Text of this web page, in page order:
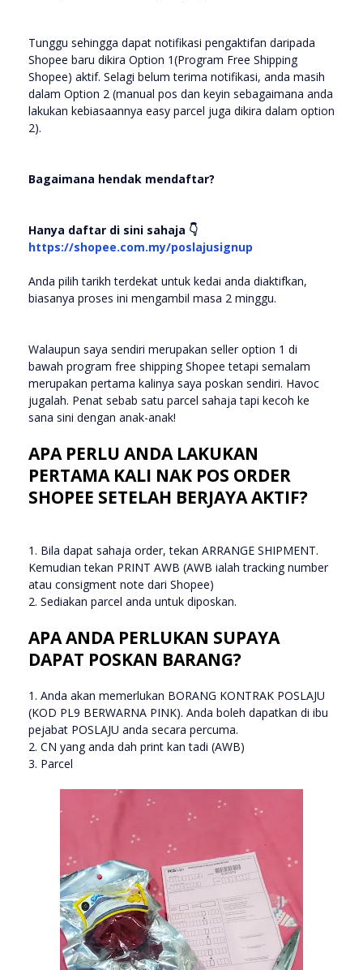
Tunggu sehingga dapat notifikasi pengaktifan daripada
Shopee baru dikira Option 1(Program Free Shipping
Shopee) aktif. Selagi belum terima notifikasi, anda masih
dalam Option 2 (manual pos dan keyin sebagaimana anda
lakukan kebiasaannya easy parcel juga dikira dalam option
2).
Bagaimana hendak mendaftar?
Hanya daftar di sini sahaja 👇
https://shopee.com.my/poslajusignup
Anda pilih tarikh terdekat untuk kedai anda diaktifkan,
biasanya proses ini mengambil masa 2 minggu.
Walaupun saya sendiri merupakan seller option 1 di
bawah program free shipping Shopee tetapi semalam
merupakan pertama kalinya saya poskan sendiri. Havoc
jugalah. Penat sebab satu parcel sahaja tapi kecoh ke
sana sini dengan anak-anak!
APA PERLU ANDA LAKUKAN
PERTAMA KALI NAK POS ORDER
SHOPEE SETELAH BERJAYA AKTIF?
1. Bila dapat sahaja order, tekan ARRANGE SHIPMENT.
Kemudian tekan PRINT AWB (AWB ialah tracking number
atau consigment note dari Shopee)
2. Sediakan parcel anda untuk diposkan.
APA ANDA PERLUKAN SUPAYA
DAPAT POSKAN BARANG?
1. Anda akan memerlukan BORANG KONTRAK POSLAJU
(KOD PL9 BERWARNA PINK). Anda boleh dapatkan di ibu
pejabat POSLAJU anda secara percuma.
2. CN yang anda dah print kan tadi (AWB)
3. Parcel